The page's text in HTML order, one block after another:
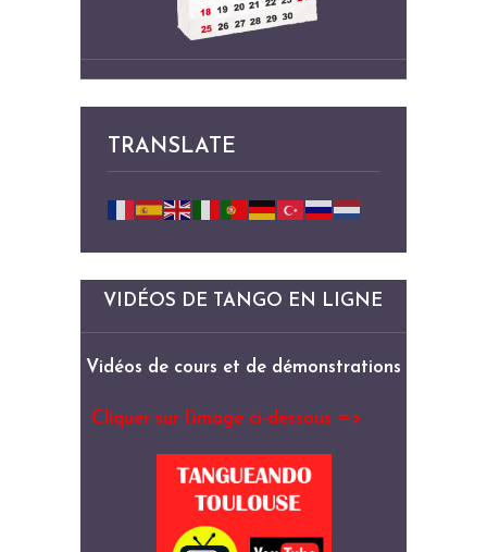
TRANSLATE
VIDÉOS DE TANGO EN LIGNE
Vidéos de cours et de démonstrations
Cliquer sur l’image ci-dessous =>